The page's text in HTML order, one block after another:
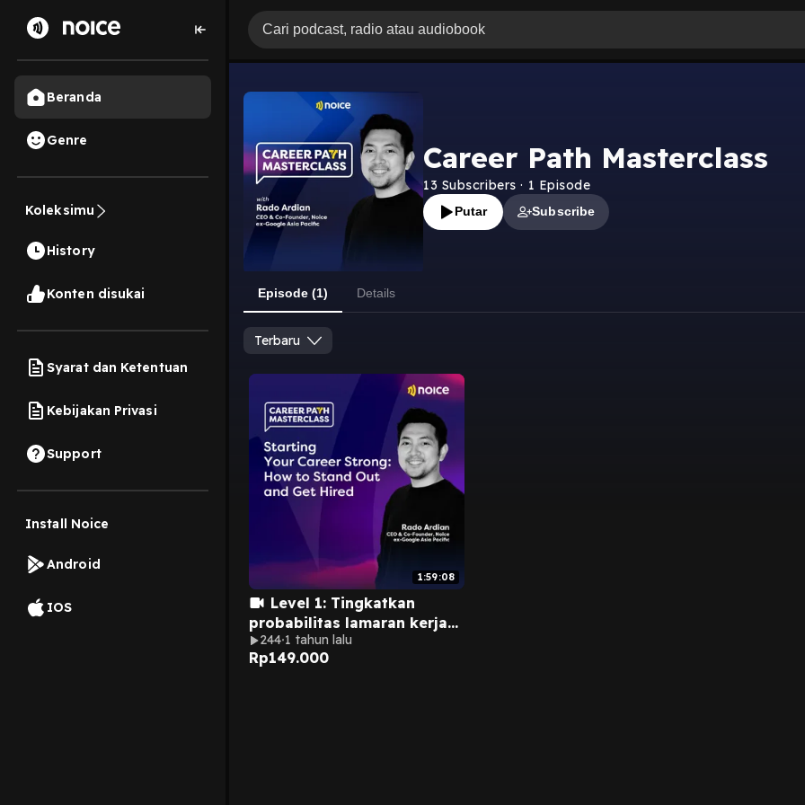
Beranda
Genre
Koleksimu
History
Konten disukai
Syarat dan Ketentuan
Kebijakan Privasi
Support
Install Noice
Android
IOS
Career Path Masterclass
13 Subscribers · 1 Episode
Putar Subscribe
Episode (1) Details
Terbaru
1:59:08
Level 1: Tingkatkan
probabilitas lamaran kerja
kamu diterima
244 1 tahun lalu
Rp149.000